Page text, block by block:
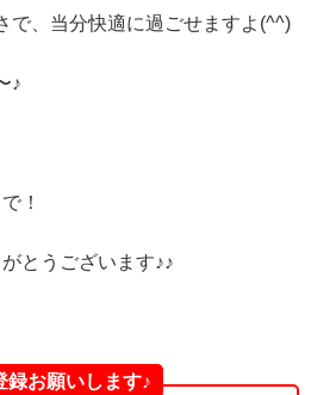
で、当分快適に過ごせますよ(^^)
♪
！
とうございます♪♪
お願いします♪